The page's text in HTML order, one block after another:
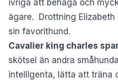
ivriga att behaga och
ägare. Drottning Elizabeth
sin favorithund.
Cavalier king charles
skötsel än andra
intelligenta, lätta att träna